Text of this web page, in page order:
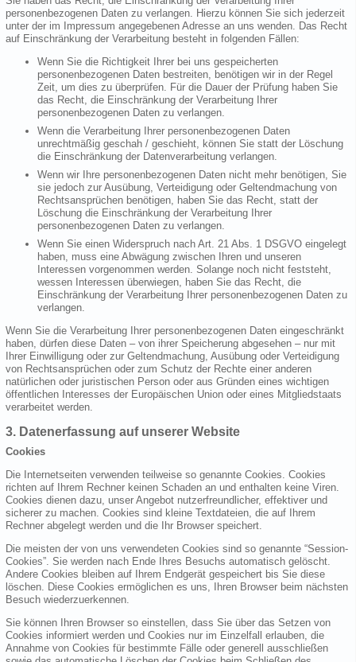
personenbezogenen Daten zu verlangen. Hierzu können Sie sich jederzeit
unter der im Impressum angegebenen Adresse an uns wenden. Das Recht
auf Einschränkung der Verarbeitung besteht in folgenden Fällen:
Wenn Sie die Richtigkeit Ihrer bei uns gespeicherten
personenbezogenen Daten bestreiten, benötigen wir in der Regel
Zeit, um dies zu überprüfen. Für die Dauer der Prüfung haben Sie
das Recht, die Einschränkung der Verarbeitung Ihrer
personenbezogenen Daten zu verlangen.
Wenn die Verarbeitung Ihrer personenbezogenen Daten
unrechtmäßig geschah / geschieht, können Sie statt der Löschung
die Einschränkung der Datenverarbeitung verlangen.
Wenn wir Ihre personenbezogenen Daten nicht mehr benötigen, Sie
sie jedoch zur Ausübung, Verteidigung oder Geltendmachung von
Rechtsansprüchen benötigen, haben Sie das Recht, statt der
Löschung die Einschränkung der Verarbeitung Ihrer
personenbezogenen Daten zu verlangen.
Wenn Sie einen Widerspruch nach Art. 21 Abs. 1 DSGVO eingelegt
haben, muss eine Abwägung zwischen Ihren und unseren
Interessen vorgenommen werden. Solange noch nicht feststeht,
wessen Interessen überwiegen, haben Sie das Recht, die
Einschränkung der Verarbeitung Ihrer personenbezogenen Daten zu
verlangen.
Wenn Sie die Verarbeitung Ihrer personenbezogenen Daten eingeschränkt
haben, dürfen diese Daten – von ihrer Speicherung abgesehen – nur mit
Ihrer Einwilligung oder zur Geltendmachung, Ausübung oder Verteidigung
von Rechtsansprüchen oder zum Schutz der Rechte einer anderen
natürlichen oder juristischen Person oder aus Gründen eines wichtigen
öffentlichen Interesses der Europäischen Union oder eines Mitgliedstaats
verarbeitet werden.
3. Datenerfassung auf unserer Website
Cookies
Die Internetseiten verwenden teilweise so genannte Cookies. Cookies
richten auf Ihrem Rechner keinen Schaden an und enthalten keine Viren.
Cookies dienen dazu, unser Angebot nutzerfreundlicher, effektiver und
sicherer zu machen. Cookies sind kleine Textdateien, die auf Ihrem
Rechner abgelegt werden und die Ihr Browser speichert.
Die meisten der von uns verwendeten Cookies sind so genannte “Session-
Cookies”. Sie werden nach Ende Ihres Besuchs automatisch gelöscht.
Andere Cookies bleiben auf Ihrem Endgerät gespeichert bis Sie diese
löschen. Diese Cookies ermöglichen es uns, Ihren Browser beim nächsten
Besuch wiederzuerkennen.
Sie können Ihren Browser so einstellen, dass Sie über das Setzen von
Cookies informiert werden und Cookies nur im Einzelfall erlauben, die
Annahme von Cookies für bestimmte Fälle oder generell ausschließen